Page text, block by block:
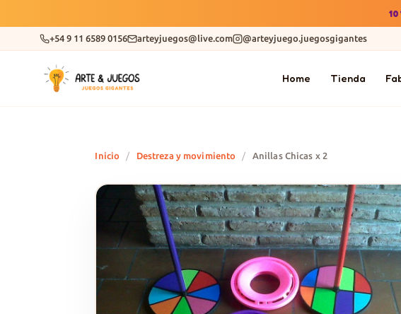
+54 9 11 6589 0156 arteyjuegos@live.com @arteyjuego.juegosgigantes
Home Tienda
Inicio / Destreza y movimiento / Anillas Chicas x 2